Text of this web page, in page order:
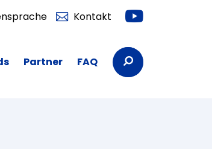
Kontakt Youtube
Partner FAQ Suchbegriffe